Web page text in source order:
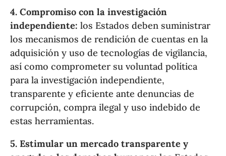
4. Compromiso con la investigación
independiente: los Estados deben suministrar
los mecanismos de rendición de cuentas en la
adquisición y uso de tecnologías de vigilancia,
así como comprometer su voluntad política
para la investigación independiente,
transparente y eficiente ante denuncias de
corrupción, compra ilegal y uso indebido de
estas herramientas.
5. Estimular un mercado transparente y